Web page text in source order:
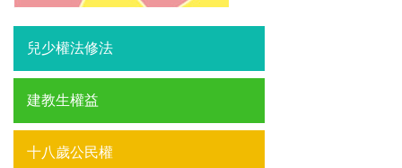
兒少權法修法
建教生權益
十八歲公民權